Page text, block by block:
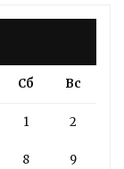
Сб Вс
1 2
8 9